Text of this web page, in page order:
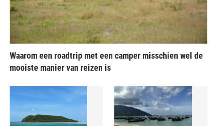
Waarom een roadtrip met een camper misschien wel de
mooiste manier van reizen is